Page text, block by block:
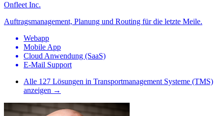
Onfleet Inc.
Auftragsmanagement, Planung und Routing für die letzte Meile.
Webapp
Mobile App
Cloud Anwendung (SaaS)
E-Mail Support
Alle 127 Lösungen in Transportmanagement Systeme (TMS)
anzeigen →